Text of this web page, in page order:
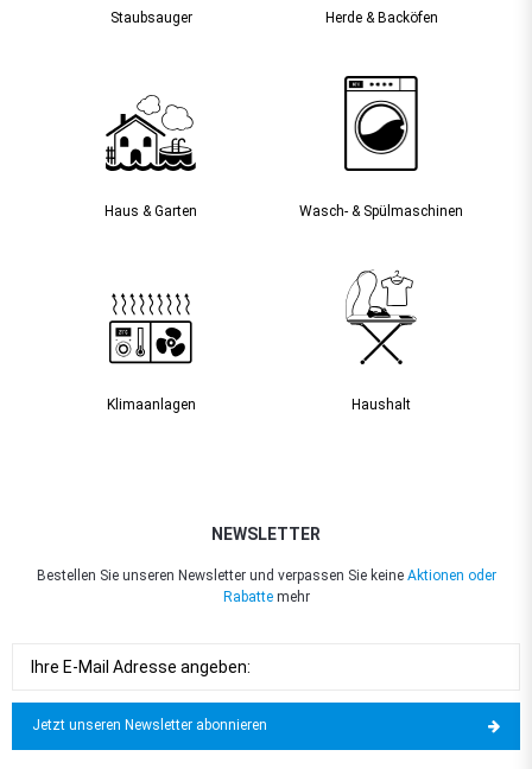
Staubsauger­ Herde & Backöfen
Haus & Garten Wasch- & Spülmaschinen
Klimaanlagen Haushalt
NEWSLETTER
Bestellen Sie unseren Newsletter und verpassen Sie keine Aktionen oder
Rabattemehr
Jetzt unseren Newsletter abonnieren